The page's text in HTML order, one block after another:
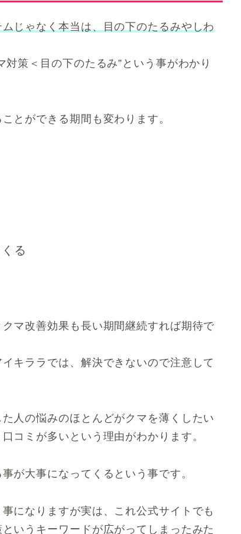
じゃなく本当は、目の下のたるみやしわ
策＜目の下のたるみ”という事がわかり
とができる期間も変わります。
る
マ改善効果も長い期間継続すれば期待で
キララでは、解決できないので注意して
人の悩みのほとんどがクマを薄くしたい
コミが多いという理由がわかります。
が大事になってくるという事です。
になりますが実は、これ公式サイトでも
いうキーワードが広がってしまったみた